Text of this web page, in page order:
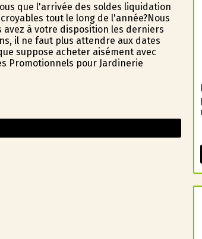
que l'arrivée des soldes liquidation
tout le long de l'année?Nous
à votre disposition les derniers
il ne faut plus attendre aux dates
suppose acheter aisément avec
Promotionnels pour Jardinerie